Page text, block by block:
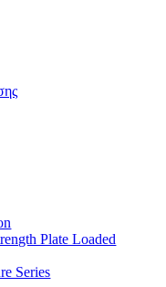
Plate Loaded
Series